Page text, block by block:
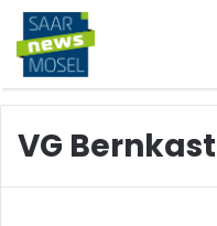
VG